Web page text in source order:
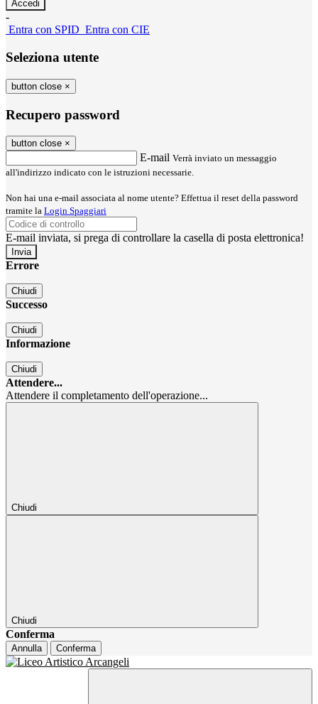
-
Entra con SPID Entra con CIE
Seleziona utente
button close ×
Recupero password
button close ×
E-mail Verrà inviato un messaggio
all'indirizzo indicato con le istruzioni necessarie.
Non hai una e-mail associata al nome utente? Effettua il reset della password
tramite la Login Spaggiari
E-mail inviata, si prega di controllare la casella di posta elettronica!
Errore
Chiudi
Successo
Chiudi
Informazione
Chiudi
Attendere...
Attendere il completamento dell'operazione...
Chiudi
Chiudi
Conferma
Annulla Conferma